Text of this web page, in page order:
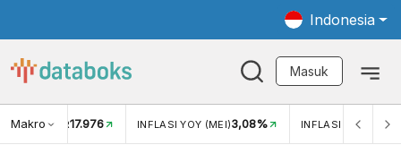
Indonesia
Masuk
MakroUSD/IDR17.976 INFLASI YOY (MEI)3,08% INFLASI MOM (MEI)